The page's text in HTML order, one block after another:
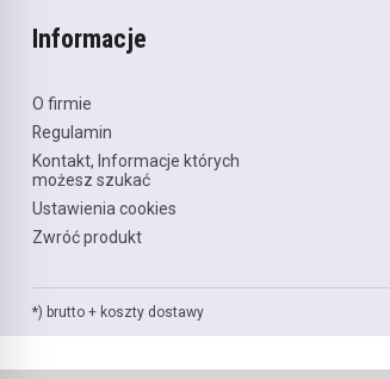
Informacje
O firmie
Regulamin
Kontakt, Informacje których
możesz szukać
Ustawienia cookies
Zwróć produkt
*) brutto + koszty dostawy